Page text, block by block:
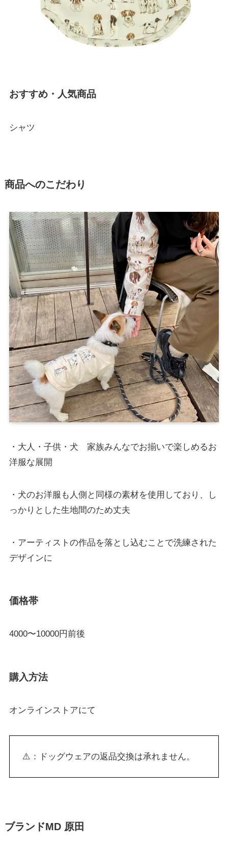
おすすめ・人気商品
シャツ
商品へのこだわり
・大人・子供・犬 家族みんなでお揃いで楽しめるお
洋服な展開
・犬のお洋服も人側と同様の素材を使用しており、し
っかりとした生地間のため丈夫
・アーティストの作品を落とし込むことで洗練された
デザインに
価格帯
4000〜10000円前後
購入方法
オンラインストアにて
⚠️：ドッグウェアの返品交換は承れません。
ブランドMD 原田